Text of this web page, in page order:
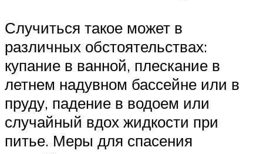
Случиться такое может в
различных обстоятельствах:
купание в ванной, плескание в
летнем надувном бассейне или в
пруду, падение в водоем или
случайный вдох жидкости при
питье. Меры для спасения